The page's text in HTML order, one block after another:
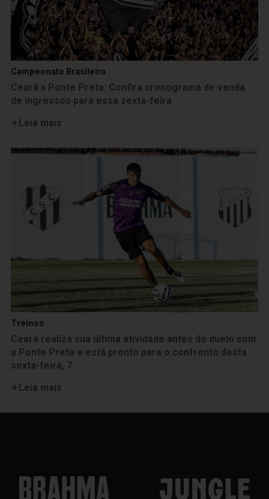
Campeonato Brasileiro
Ceará x Ponte Preta: Confira cronograma de venda
de ingressos para essa sexta-feira
Leia mais
Treinos
Ceará realiza sua última atividade antes do duelo com
a Ponte Preta e está pronto para o confronto desta
sexta-feira, 7
Leia mais